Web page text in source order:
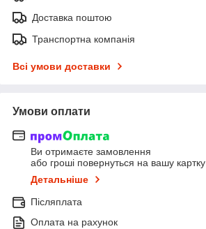
Доставка поштою
Транспортна компанія
Всі умови доставки
Умови оплати
Ви отримаєте замовлення
або гроші повернуться на вашу картку
Детальніше
Післяплата
Оплата на рахунок